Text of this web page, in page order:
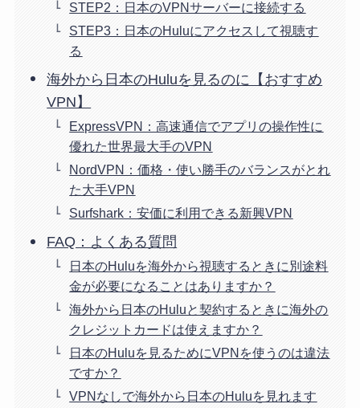
STEP2：日本のVPNサーバーに接続する
STEP3：日本のHuluにアクセスして視聴す
る
海外から日本のHuluを見るのに【おすすめ
VPN】
ExpressVPN：高速通信でアプリの操作性に
優れた世界最大手のVPN
NordVPN：価格・使い勝手のバランスがとれ
た大手VPN
Surfshark：安価に利用できる新興VPN
FAQ：よくある質問
日本のHuluを海外から視聴するときに別途料
金が必要になることはありますか？
海外から日本のHuluと契約するときに海外の
クレジットカードは使えますか？
日本のHuluを見るためにVPNを使うのは違法
ですか？
VPNなしで海外から日本のHuluを見れます